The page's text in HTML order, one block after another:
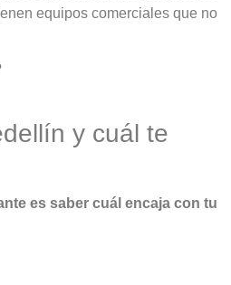
equipos comerciales que no
y cuál te
es saber cuál encaja con tu